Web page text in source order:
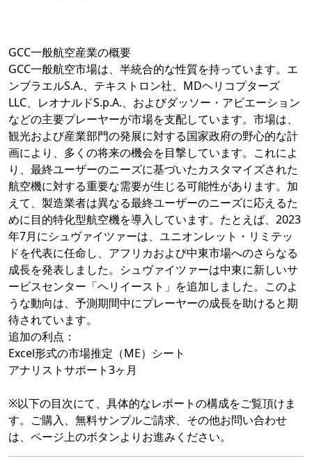
GCC一般航空産業の概要
GCC一般航空市場は、半統合的な性質を持っています。エ
ンブラエルS.A.、テキストロン社、MDヘリコプターズ
LLC、レオナルドS.p.A.、およびダッソー・アビエーション
などの主要プレーヤーが市場を支配しています。市場は、
観光および産業部門の発展に対する国家政府の野心的な計
画により、多くの将来の機会を目撃しています。これによ
り、最終ユーザーのニーズに基づいたカスタマイズされた
航空機に対する重要な需要が生じる可能性があります。加
えて、製造業者は異なる最終ユーザーのニーズに応えるた
めに目的特化型航空機を導入しています。たとえば、2023
年7月にシュヴァイツァーは、ユニオンレット・リミテッ
ドを代表に任命し、アフリカおよび中東市場へのさらなる
成長を発表しました。シュヴァイツァーは中東に新しいサ
ービスセンター「ヘリイースト」を追加しました。このよ
うな動向は、予測期間中にプレーヤーの成長を助けると期
待されています。
追加の利点：
Excel形式の市場推定（ME）シート
アナリストサポート3ヶ月
※以下の目次にて、具体的なレポートの構成をご覧頂けま
す。ご購入、無料サンプルご請求、その他お問い合わせ
は、ページ上のボタンよりお進みください。